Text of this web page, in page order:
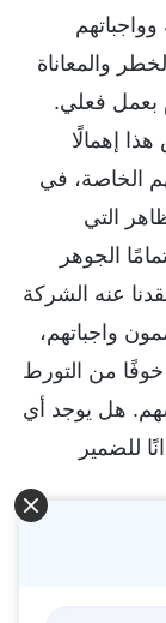
والمعاناة
بعمل فعلي.
إهمالًا
الخاصة، في
التي
الجوهر
عنه الشركة
واجباتهم،
من التورط
هل يوجد أي
للضمير
رباطات